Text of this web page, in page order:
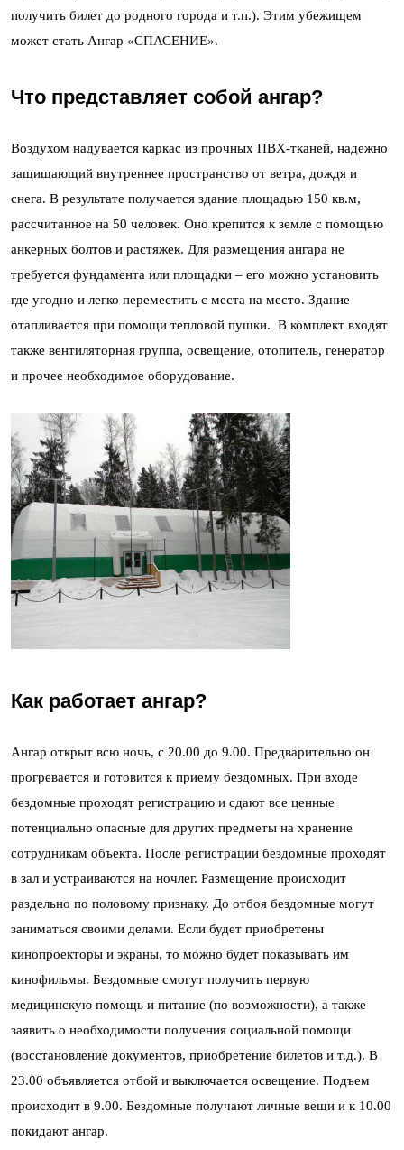
получить билет до родного города и т.п.). Этим убежищем
может стать Ангар «СПАСЕНИЕ».
Что представляет собой ангар?
Воздухом надувается каркас из прочных ПВХ-тканей, надежно
защищающий внутреннее пространство от ветра, дождя и
снега. В результате получается здание площадью 150 кв.м,
рассчитанное на 50 человек. Оно крепится к земле с помощью
анкерных болтов и растяжек. Для размещения ангара не
требуется фундамента или площадки – его можно установить
где угодно и легко переместить с места на место. Здание
отапливается при помощи тепловой пушки. В комплект входят
также вентиляторная группа, освещение, отопитель, генератор
и прочее необходимое оборудование.
Как работает ангар?
Ангар открыт всю ночь, с 20.00 до 9.00. Предварительно он
прогревается и готовится к приему бездомных. При входе
бездомные проходят регистрацию и сдают все ценные
потенциально опасные для других предметы на хранение
сотрудникам объекта. После регистрации бездомные проходят
в зал и устраиваются на ночлег. Размещение происходит
раздельно по половому признаку. До отбоя бездомные могут
заниматься своими делами. Если будет приобретены
кинопроекторы и экраны, то можно будет показывать им
кинофильмы. Бездомные смогут получить первую
медицинскую помощь и питание (по возможности), а также
заявить о необходимости получения социальной помощи
(восстановление документов, приобретение билетов и т.д.). В
23.00 объявляется отбой и выключается освещение. Подъем
происходит в 9.00. Бездомные получают личные вещи и к 10.00
покидают ангар.